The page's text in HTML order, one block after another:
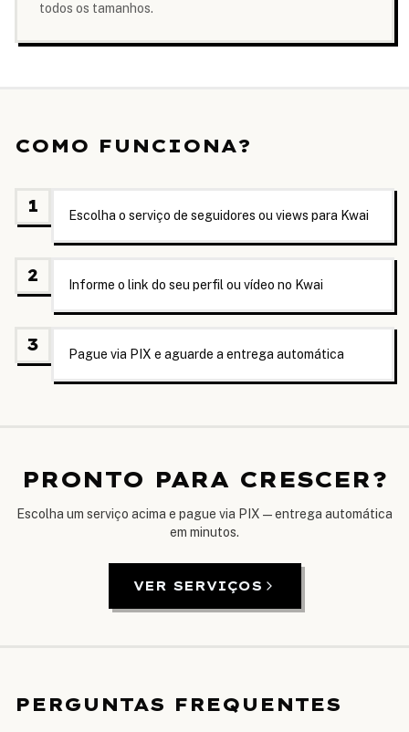
todos os tamanhos.
COMO FUNCIONA?
1 Escolha o serviço de seguidores ou views para Kwai
2 Informe o link do seu perfil ou vídeo no Kwai
3 Pague via PIX e aguarde a entrega automática
PRONTO PARA CRESCER?
Escolha um serviço acima e pague via PIX — entrega automática
em minutos.
VER SERVIÇOS
PERGUNTAS FREQUENTES